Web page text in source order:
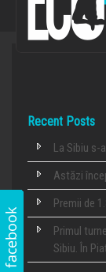
Recent Posts
La Sibiu s-
Astăzi
Premii de
Primul
Sibiu. În